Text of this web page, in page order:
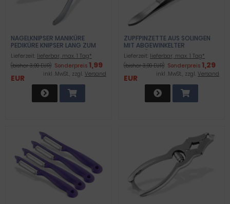
NAGELKNIPSER MANIKÜRE
PEDIKÜRE KNIPSER LANG ZUM
SCHNEIDEN DER FINGER- UND
FUSSNÄGEL
Lieferzeit: lieferbar, max. 1 Tag*
(bisher 3,99 EUR) Sonderpreis 1,99
EUR
inkl .MwSt., zzgl. Versand
ZUPFPINZETTE AUS SOLINGEN
MIT ABGEWINKELTER
ZUPFFLÄCHE
Lieferzeit: lieferbar, max. 1 Tag*
(bisher 3,99 EUR) Sonderpreis 1,29
EUR
inkl .MwSt., zzgl. Versand